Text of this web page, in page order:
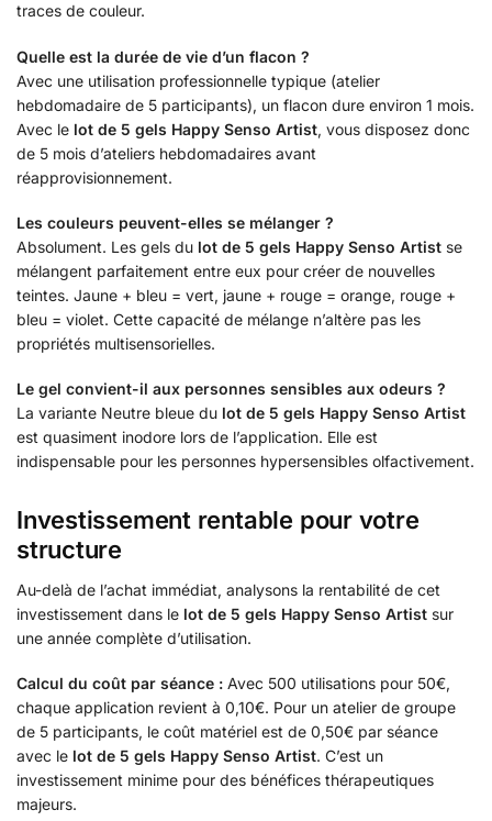
traces de couleur.
Quelle est la durée de vie d’un flacon ?
Avec une utilisation professionnelle typique (atelier
hebdomadaire de 5 participants), un flacon dure environ 1 mois.
Avec le lot de 5 gels Happy Senso Artist, vous disposez donc
de 5 mois d’ateliers hebdomadaires avant
réapprovisionnement.
Les couleurs peuvent-elles se mélanger ?
Absolument. Les gels du lot de 5 gels Happy Senso Artist se
mélangent parfaitement entre eux pour créer de nouvelles
teintes. Jaune + bleu = vert, jaune + rouge = orange, rouge +
bleu = violet. Cette capacité de mélange n’altère pas les
propriétés multisensorielles.
Le gel convient-il aux personnes sensibles aux odeurs ?
La variante Neutre bleue du lot de 5 gels Happy Senso Artist
est quasiment inodore lors de l’application. Elle est
indispensable pour les personnes hypersensibles olfactivement.
Investissement rentable pour votre
structure
Au-delà de l’achat immédiat, analysons la rentabilité de cet
investissement dans le lot de 5 gels Happy Senso Artist sur
une année complète d’utilisation.
Calcul du coût par séance : Avec 500 utilisations pour 50€,
chaque application revient à 0,10€. Pour un atelier de groupe
de 5 participants, le coût matériel est de 0,50€ par séance
avec le lot de 5 gels Happy Senso Artist. C’est un
investissement minime pour des bénéfices thérapeutiques
majeurs.